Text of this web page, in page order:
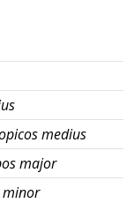
medius
major
minor